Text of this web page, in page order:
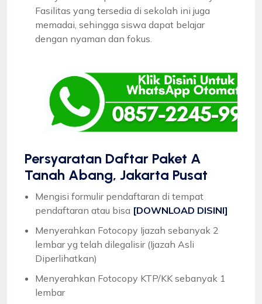
Fasilitas yang tersedia di sekolah ini juga
memadai, sehingga siswa dapat belajar
dengan nyaman dan fokus.
Persyaratan Daftar Paket A
Tanah Abang, Jakarta Pusat
Mengisi formulir pendaftaran di tempat
pendaftaran atau bisa [DOWNLOAD DISINI]
Menyerahkan Fotocopy Ijazah sebanyak 2
lembar yg telah dilegalisir (Ijazah Asli
Diperlihatkan)
Menyerahkan Fotocopy KTP/KK sebanyak 1
lembar